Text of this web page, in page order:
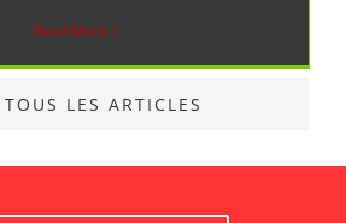
Read More
LES ARTICLES